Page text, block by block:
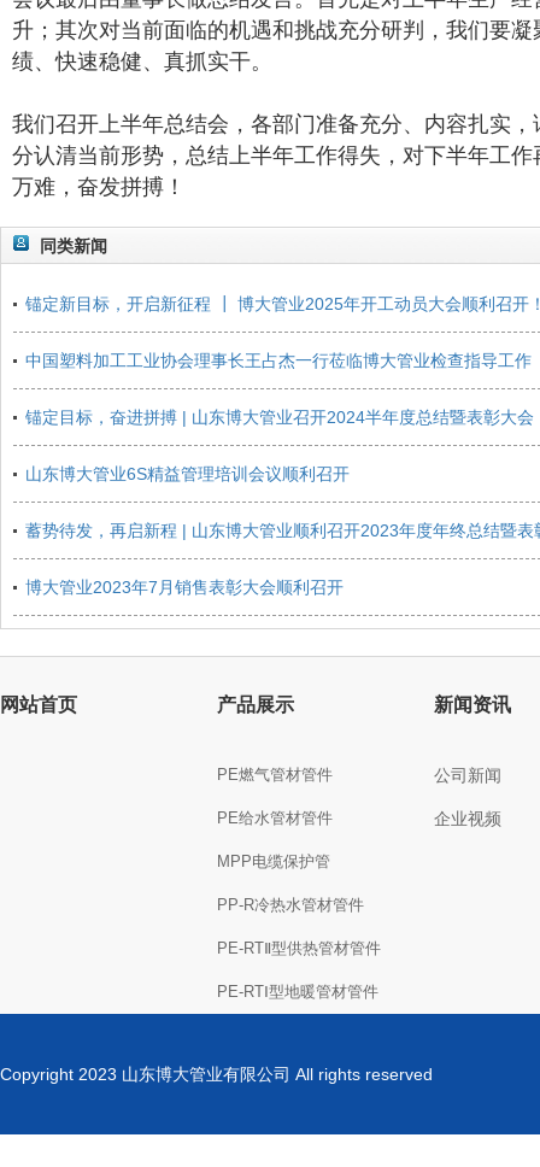
升；其次对当前面临的机遇和挑战充分研判，我们要
绩、快速稳健、真抓实干。
我们召开上半年总结会，各部门准备充分、内容扎实
分认清当前形势，总结上半年工作得失，对下半年工
万难，奋发拼搏！
同类新闻
锚定新目标，开启新征程 ┃ 博大管业2025年开工动员大会顺利召开
中国塑料加工工业协会理事长王占杰一行莅临博大管业检查指导工作
锚定目标，奋进拼搏 | 山东博大管业召开2024半年度总结暨表彰大会
山东博大管业6S精益管理培训会议顺利召开
蓄势待发，再启新程 | 山东博大管业顺利召开2023年度年终总结暨表
博大管业2023年7月销售表彰大会顺利召开
网站首页 产品展示 新闻资讯
PE燃气管材管件
PE给水管材管件
MPP电缆保护管
PP-R冷热水管材管件
PE-RTⅡ型供热管材管件
PE-RTⅠ型地暖管材管件
公司新闻
企业视频
Copyright 2023 山东博大管业有限公司 All rights reserved